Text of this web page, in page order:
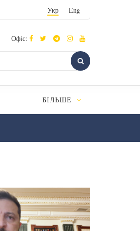
Укр Eng
Офіс:
БІЛЬШЕ